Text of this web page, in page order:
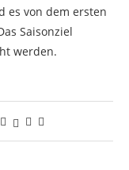
es von dem ersten
Saisonziel
werden.